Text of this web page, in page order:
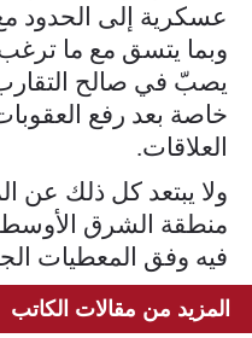
عسكرية إلى الحدود
وبما يتسق مع ما ترغب
يصبّ في صالح
خاصة بعد رفع
العلاقات.
ولا يبتعد كل ذلك عن
منطقة الشرق
فيه وفق المعطيات
المزيد من مقالات الكاتب